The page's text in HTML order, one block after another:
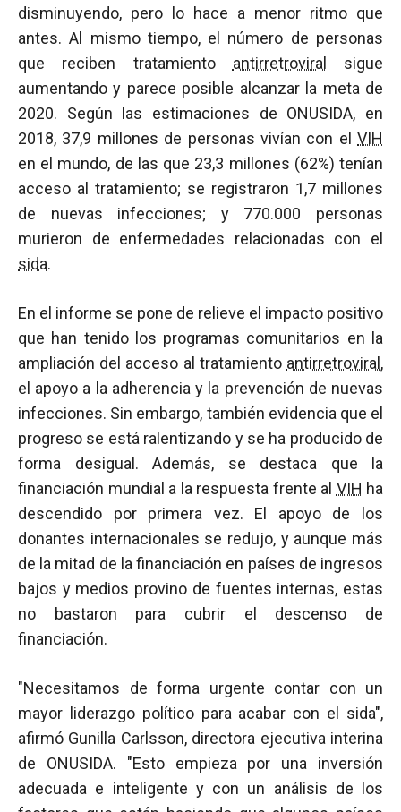
disminuyendo, pero lo hace a menor ritmo que
antes. Al mismo tiempo, el número de personas
que reciben tratamiento antirretroviral
sigue
aumentando y parece posible alcanzar la meta de
2020. Según las estimaciones de ONUSIDA, en
2018, 37,9 millones de personas vivían con el VIH
en el mundo, de las que 23,3 millones (62%) tenían
acceso al tratamiento; se registraron 1,7 millones
de nuevas infecciones; y 770.000 personas
murieron de enfermedades relacionadas con el
sida.
En el informe se pone de relieve el impacto positivo
que han tenido los programas comunitarios en la
ampliación del acceso al tratamiento antirretroviral ,
el apoyo a la adherencia y la prevención de nuevas
infecciones. Sin embargo, también evidencia que el
progreso se está ralentizando y se ha producido de
forma desigual. Además, se destaca que la
financiación mundial a la respuesta frente al VIH ha
descendido por primera vez. El apoyo de los
donantes internacionales se redujo, y aunque más
de la mitad de la financiación en países de ingresos
bajos y medios provino de fuentes internas, estas
no bastaron para cubrir el descenso de
financiación.
"Necesitamos de forma urgente contar con un
mayor liderazgo político para acabar con el sida",
afirmó Gunilla Carlsson, directora ejecutiva interina
de ONUSIDA. "Esto empieza por una inversión
adecuada e inteligente y con un análisis de los